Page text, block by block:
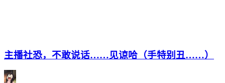
主播社恐，不敢说话……见谅哈（手特别丑……）